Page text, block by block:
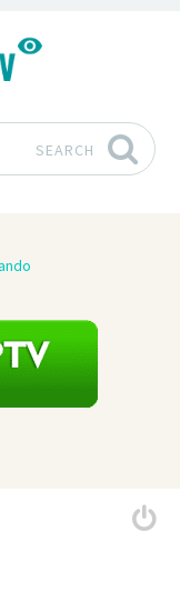
SEARCH